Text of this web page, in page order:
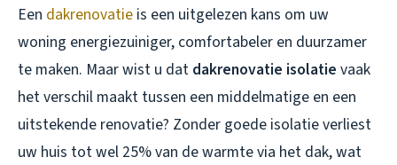
Een dakrenovatie is een uitgelezen kans om uw
woning energiezuiniger, comfortabeler en duurzamer
te maken. Maar wist u dat dakrenovatie isolatie vaak
het verschil maakt tussen een middelmatige en een
uitstekende renovatie? Zonder goede isolatie verliest
uw huis tot wel 25% van de warmte via het dak, wat